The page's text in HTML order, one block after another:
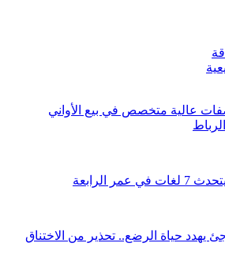
عالية متخصص في بيع الأواني
الرابعة
يهدد حياة الرضع.. تحذير من الاختناق